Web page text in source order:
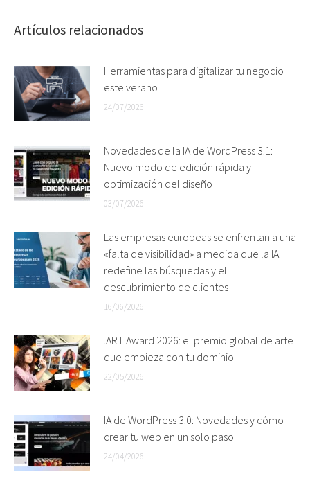
Artículos relacionados
Herramientas para digitalizar tu negocio
este verano
24/07/2026
Novedades de la IA de WordPress 3.1:
Nuevo modo de edición rápida y
optimización del diseño
03/07/2026
Las empresas europeas se enfrentan a una
«falta de visibilidad» a medida que la IA
redefine las búsquedas y el
descubrimiento de clientes
16/06/2026
.ART Award 2026: el premio global de arte
que empieza con tu dominio
22/05/2026
IA de WordPress 3.0: Novedades y cómo
crear tu web en un solo paso
24/04/2026